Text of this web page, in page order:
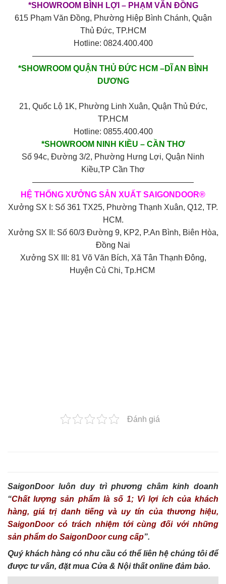
*SHOWROOM BÌNH LỢI – PHẠM VĂN ĐỒNG
615 Phạm Văn Đồng, Phường Hiệp Bình Chánh, Quận
Thủ Đức, TP.HCM
Hotline: 0824.400.400
————————————————————
*SHOWROOM QUẬN THỦ ĐỨC HCM –DĨ AN BÌNH
DƯƠNG
21, Quốc Lộ 1K, Phường Linh Xuân, Quận Thủ Đức,
TP.HCM
Hotline: 0855.400.400
*SHOWROOM NINH KIỀU – CẦN THƠ
Số 94c, Đường 3/2, Phường Hưng Lợi, Quận Ninh
Kiều,TP Cần Thơ
————————————————————
HỆ THỐNG XƯỞNG SẢN XUẤT SAIGONDOOR®
Xưởng SX I: Số 361 TX25, Phường Thạnh Xuân, Q12, TP.
HCM.
Xưởng SX II: Số 60/3 Đường 9, KP2, P.An Bình, Biên Hòa,
Đồng Nai
Xưởng SX III: 81 Võ Văn Bích, Xã Tân Thạnh Đông,
Huyện Củ Chi, Tp.HCM
Đánh giá
SaigonDoor luôn duy trì phương châm kinh doanh
“Chất lượng sản phẩm là số 1; Vì lợi ích của khách
hàng, giá trị danh tiếng và uy tín của thương hiệu,
SaigonDoor có trách nhiệm tới cùng đối với những
sản phẩm do SaigonDoor cung cấp”.
Quý khách hàng có nhu cầu có thể liên hệ chúng tôi để
được tư vấn, đặt mua Cửa & Nội thất online đảm bảo.